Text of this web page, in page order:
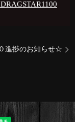
進捗のお知らせ☆